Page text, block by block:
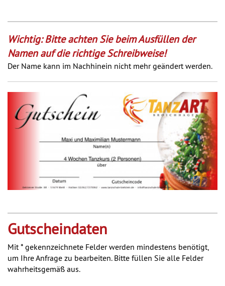
Wichtig: Bitte achten Sie beim Ausfüllen der
Namen auf die richtige Schreibweise!
Der Name kann im Nachhinein nicht mehr geändert werden.
Gutscheindaten
Mit * gekennzeichnete Felder werden mindestens benötigt,
um Ihre Anfrage zu bearbeiten. Bitte füllen Sie alle Felder
wahrheitsgemäß aus.